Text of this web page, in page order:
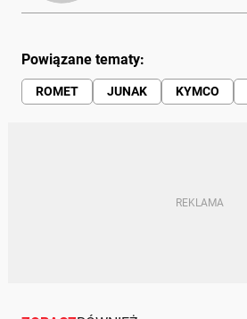
Powiązane tematy:
ROMET JUNAK KYMCO